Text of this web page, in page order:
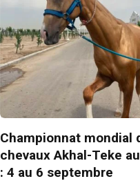
Championnat mondial
chevaux Akhal-Teke
: 4 au 6 septembre